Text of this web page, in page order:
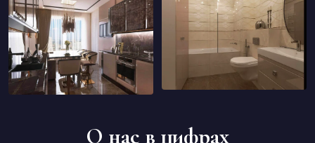
О нас в цифрах